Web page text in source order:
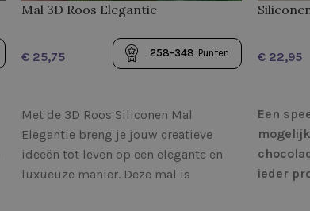
Mal 3D Roos Elegantie
€ 258-348 Punten
Met de 3D Roos Siliconen Mal
Elegantie breng je jouw creatieve
ideeën tot leven op een elegante en
luxueuze manier. Deze mal is
€
Een
ieder